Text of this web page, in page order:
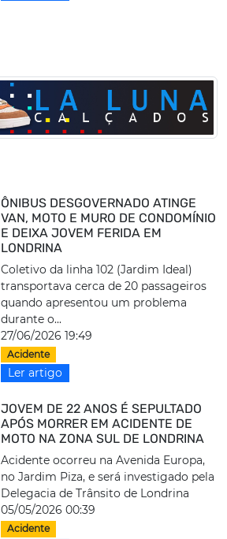
ÔNIBUS DESGOVERNADO ATINGE
VAN, MOTO E MURO DE CONDOMÍNIO
E DEIXA JOVEM FERIDA EM
LONDRINA
Coletivo da linha 102 (Jardim Ideal)
transportava cerca de 20 passageiros
quando apresentou um problema
durante o...
27/06/2026 19:49
Acidente
Ler artigo
JOVEM DE 22 ANOS É SEPULTADO
APÓS MORRER EM ACIDENTE DE
MOTO NA ZONA SUL DE LONDRINA
Acidente ocorreu na Avenida Europa,
no Jardim Piza, e será investigado pela
Delegacia de Trânsito de Londrina
05/05/2026 00:39
Acidente